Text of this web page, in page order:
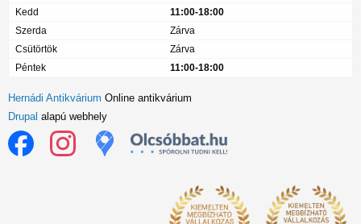
Kedd
11:00-18:00
Szerda
Zárva
Csütörtök
Zárva
Péntek
11:00-18:00
Hernádi Antikvárium Online antikvárium
Drupal alapú webhely